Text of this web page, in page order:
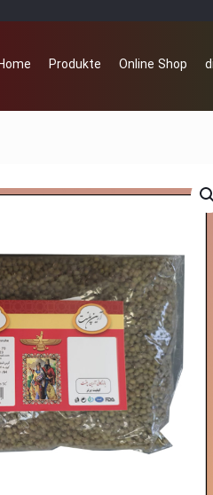
Produkte Online Shop